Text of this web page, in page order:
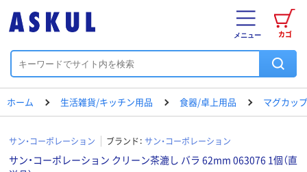
カゴ
メニュー
ホーム 生活雑貨/キッチン用品 食器/卓上用品 マグカッ
サン・コーポレーション ブランド： サン・コーポレーション
サン・コーポレーション クリーン茶漉し バラ 62mm 063076 1個（直